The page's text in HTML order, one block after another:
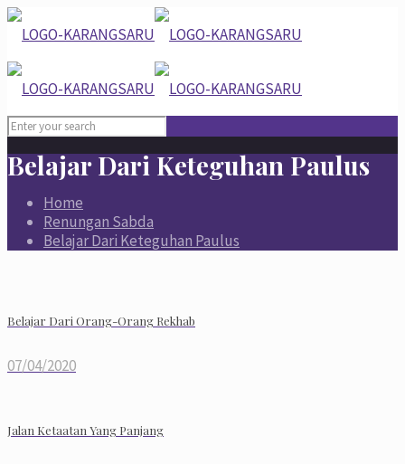
Belajar Dari Keteguhan Paulus
Home
Renungan Sabda
Belajar Dari Keteguhan Paulus
Belajar Dari Orang-Orang Rekhab
07/04/2020
Jalan Ketaatan Yang Panjang